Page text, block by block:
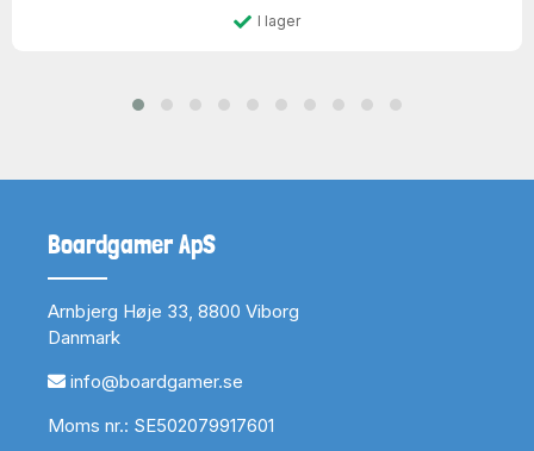
I lager
Boardgamer ApS
Arnbjerg Høje 33, 8800 Viborg
Danmark
info@boardgamer.se
Moms nr.: SE502079917601